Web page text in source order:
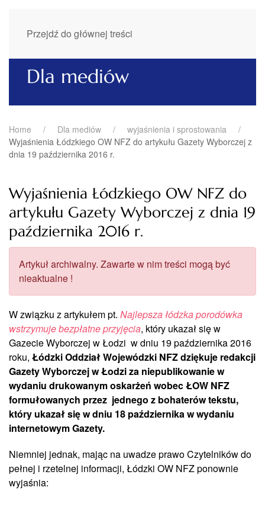
Przejdź do głównej treści
Dla mediów
Home Dla mediów
wyjaśnienia i sprostowania
Wyjaśnienia Łódzkiego OW NFZ do artykułu Gazety Wyborczej z
dnia 19 października 2016 r.
Wyjaśnienia Łódzkiego OW NFZ do
artykułu Gazety Wyborczej z dnia 19
października 2016 r.
Artykuł archiwalny. Zawarte w nim treści mogą być
nieaktualne !
W związku z artykułem pt. Najlepsza łódzka porodówka
wstrzymuje bezpłatne przyjęcia, który ukazał się w
Gazecie Wyborczej w Łodzi w dniu 19 października 2016
roku, Łódzki Oddział Wojewódzki NFZ dziękuje redakcji
Gazety Wyborczej w Łodzi za niepublikowanie w
wydaniu drukowanym oskarżeń wobec ŁOW NFZ
formułowanych przez jednego z bohaterów tekstu,
który ukazał się w dniu 18 października w wydaniu
internetowym Gazety.
Niemniej jednak, mając na uwadze prawo Czytelników do
pełnej i rzetelnej informacji, Łódzki OW NFZ ponownie
wyjaśnia: